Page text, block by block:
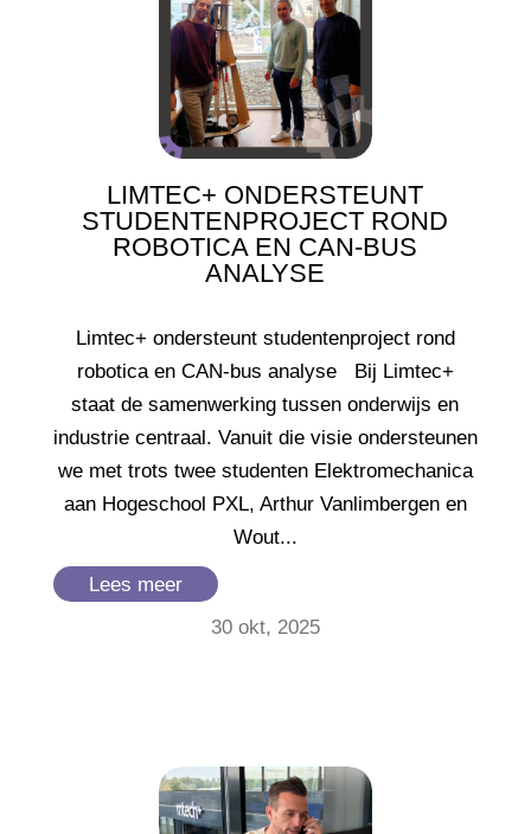
LIMTEC+ ONDERSTEUNT
STUDENTENPROJECT ROND
ROBOTICA EN CAN-BUS
ANALYSE
30 okt, 2025
Limtec+ ondersteunt studentenproject rond
robotica en CAN-bus analyse Bij Limtec+
staat de samenwerking tussen onderwijs en
industrie centraal. Vanuit die visie ondersteunen
we met trots twee studenten Elektromechanica
aan Hogeschool PXL, Arthur Vanlimbergen en
Wout...
Lees meer